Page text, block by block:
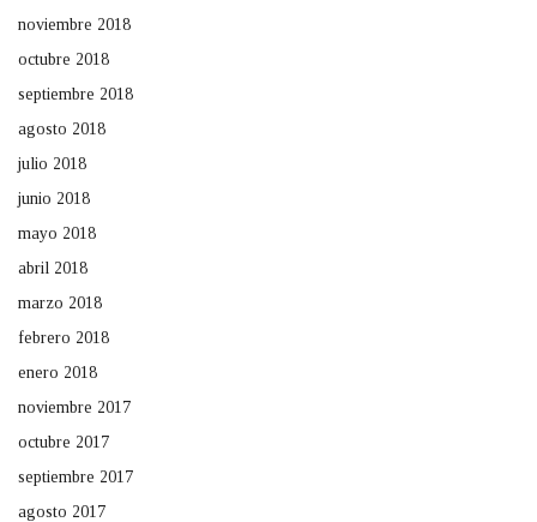
noviembre 2018
octubre 2018
septiembre 2018
agosto 2018
julio 2018
junio 2018
mayo 2018
abril 2018
marzo 2018
febrero 2018
enero 2018
noviembre 2017
octubre 2017
septiembre 2017
agosto 2017